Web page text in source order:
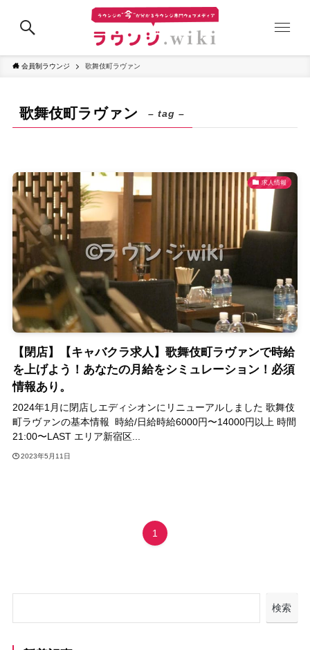
会員制ラウンジ 歌舞伎町ラヴァン
歌舞伎町ラヴァン – tag –
求人情報
【閉店】【キャバクラ求人】歌舞伎町ラヴァンで時給
を上げよう！あなたの月給をシミュレーション！必須
情報あり。
2024年1月に閉店しエディシオンにリニューアルしました 歌舞伎
町ラヴァンの基本情報 時給/日給時給6000円〜14000円以上 時間
21:00〜LAST エリア新宿区...
2023年5月11日
1
検索